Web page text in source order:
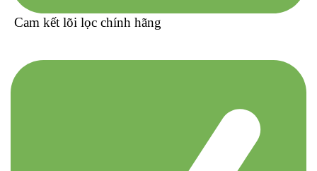
Cam kết lõi lọc chính hãng